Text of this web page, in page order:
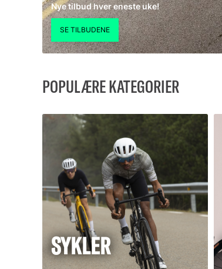
Nye tilbud hver eneste uke!
POPULÆRE KATEGORIER
SYKLER